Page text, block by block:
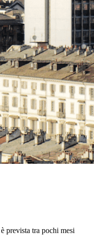
prevista tra pochi mesi